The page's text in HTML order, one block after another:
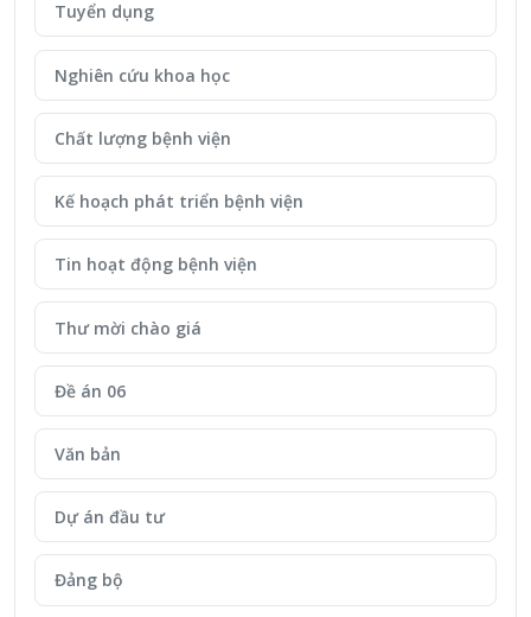
Tuyển dụng
Nghiên cứu khoa học
Chất lượng bệnh viện
Kế hoạch phát triển bệnh viện
Tin hoạt động bệnh viện
Thư mời chào giá
Đề án 06
Văn bản
Dự án đầu tư
Đảng bộ